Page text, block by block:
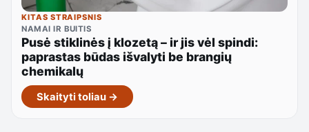
KITAS STRAIPSNIS
NAMAI IR BUITIS
Pusė stiklinės į klozetą – ir jis vėl spindi:
paprastas būdas išvalyti be brangių
chemikalų
Skaityti toliau →